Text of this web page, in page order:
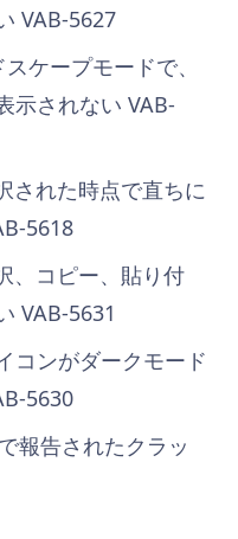
VAB-5627
ケープモードで、
示されない VAB-
された時点で直ちに
5618
、コピー、貼り付
VAB-5631
コンがダークモード
5630
報告されたクラッ